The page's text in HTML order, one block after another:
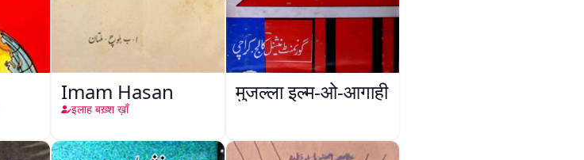
Imam Hasan
इलाह बख़्श ख़ाँ
मुजल्ला इल्म-ओ-आगाही